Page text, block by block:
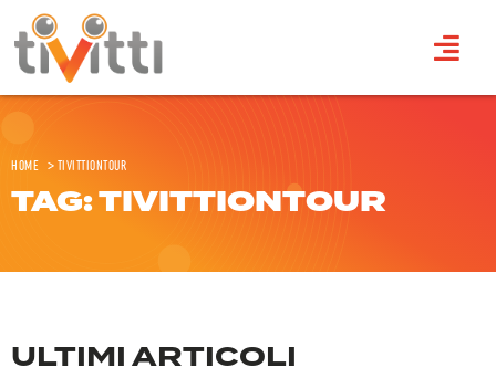
Home >TivittiOnTour
TAG: TIVITTIONTOUR
ULTIMI ARTICOLI